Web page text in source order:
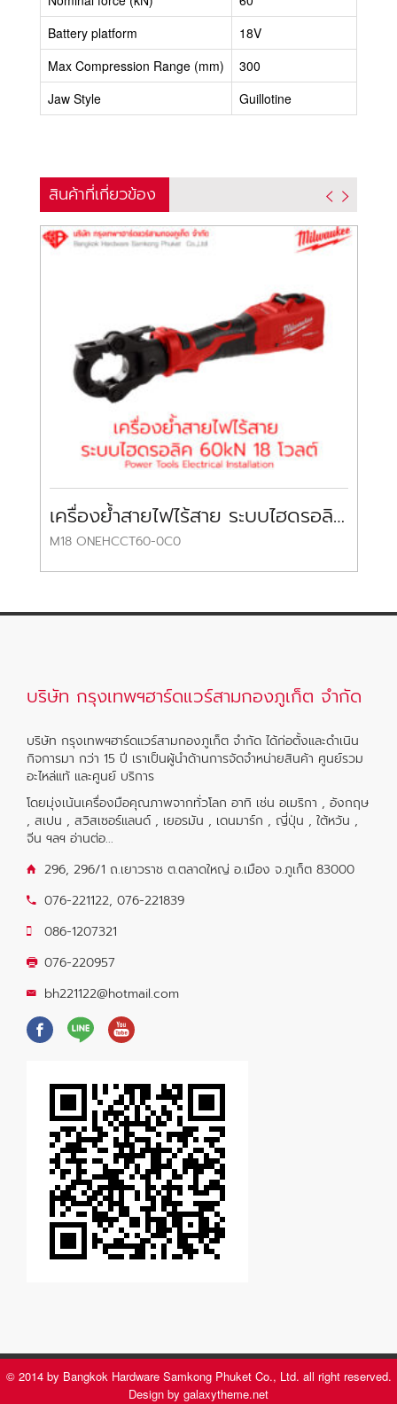
Battery platform
18V
Max Compression Range (mm)
300
Jaw Style
Guillotine
สินค้าที่เกี่ยวข้อง
เครื่องย้ำสายไฟไร้สาย ระบบไฮดรอลิค 60kN 18 โวลต์
M18 ONEHCCT60-0C0
บริษัท กรุงเทพฯฮาร์ดแวร์สามกองภูเก็ต จำกัด
บริษัท กรุงเทพฯฮาร์ดแวร์สามกองภูเก็ต จำกัด ได้ก่อตั้งและดำเนิน
กิจการมา กว่า 15 ปี เราเป็นผู้นำด้านการจัดจำหน่ายสินค้า ศูนย์รวม
อะไหล่แท้ และศูนย์ บริการ
โดยมุ่งเน้นเครื่องมือคุณภาพจากทั่วโลก อาทิ เช่น อเมริกา , อังกฤษ
, สเปน , สวิสเซอร์แลนด์ , เยอรมัน , เดนมาร์ก , ญี่ปุ่น , ใต้หวัน ,
จีน ฯลฯ อ่านต่อ...
296, 296/1 ถ.เยาวราช ต.ตลาดใหญ่ อ.เมือง จ.ภูเก็ต 83000
076-221122, 076-221839
086-1207321
076-220957
bh221122@hotmail.com
© 2014 by Bangkok Hardware Samkong Phuket Co., Ltd. all right reserved.
Design by galaxytheme.net